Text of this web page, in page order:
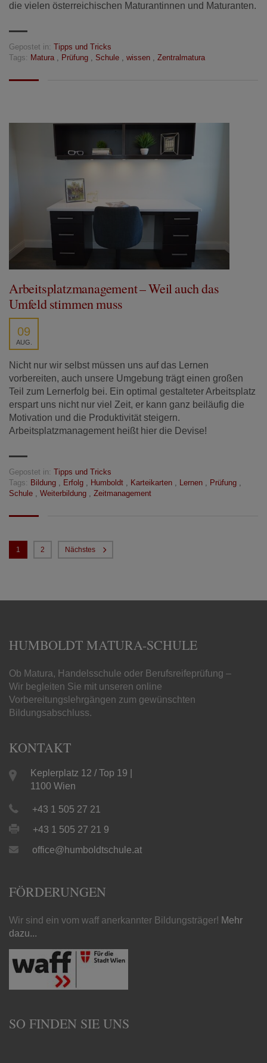
die vielen österreichischen Maturantinnen und Maturanten.
Gepostet in: Tipps und Tricks
Tags: Matura , Prüfung , Schule , wissen , Zentralmatura
Arbeitsplatzmanagement – Weil auch das
Umfeld stimmen muss
09
AUG.
Nicht nur wir selbst müssen uns auf das Lernen
vorbereiten, auch unsere Umgebung trägt einen großen
Teil zum Lernerfolg bei. Ein optimal gestalteter Arbeitsplatz
erspart uns nicht nur viel Zeit, er kann ganz beiläufig die
Motivation und die Produktivität steigern.
Arbeitsplatzmanagement heißt hier die Devise!
Gepostet in: Tipps und Tricks
Tags: Bildung Erfolg Humboldt Karteikarten Lernen Prüfung
Schule
Weiterbildung Zeitmanagement
1 2 Nächstes
HUMBOLDT MATURA-SCHULE
Ob Matura, Handelsschule oder Berufsreifeprüfung –
Wir begleiten Sie mit unseren online
Vorbereitungslehrgängen zum gewünschten
Bildungsabschluss.
KONTAKT
Keplerplatz 12 / Top 19 |
1100 Wien
+43 1 505 27 21
+43 1 505 27 21 9
office@humboldtschule.at
FÖRDERUNGEN
Wir sind ein vom waff anerkannter Bildungsträger! Mehr
dazu...
SO FINDEN SIE UNS